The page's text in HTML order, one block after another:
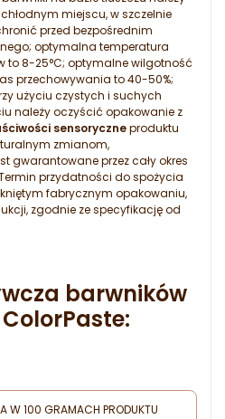
miejscu, w szczelnie
przed bezpośrednim
optymalna temperatura
to 8-25°C; optymalne wilgotność
przechowywania to 40-50%;
użyciu czystych i suchych
należy oczyścić opakowanie z
sensoryczneproduktu
zmianom,
gwarantowane przez cały okres
przydatności do spożycia
fabrycznym opakowaniu,
zgodnie ze specyfikację od
barwników
W 100 GRAMACH PRODUKTU